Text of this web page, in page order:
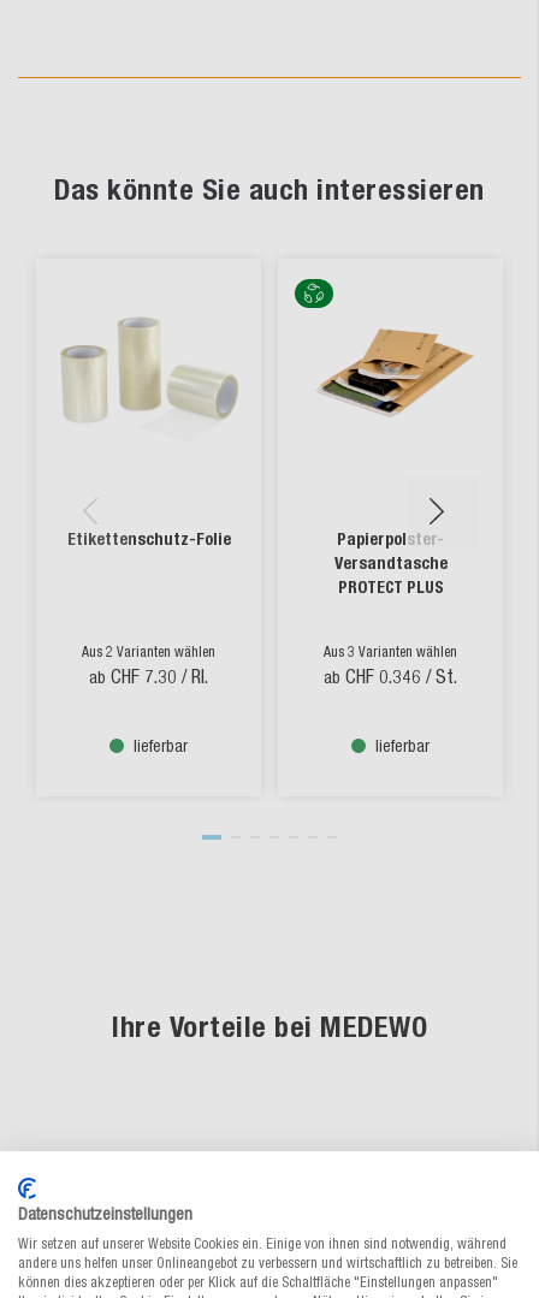
Das könnte Sie auch interessieren
Etikettenschutz-Folie
Aus 2 Varianten wählen
ab CHF 7.30 / Rl.
lieferbar
Papierpolster-
Versandtasche
PROTECT PLUS
Aus 3 Varianten wählen
ab CHF 0.346 / St.
lieferbar
Ihre Vorteile bei MEDEWO
Gratis-Muster-Service
Datenschutzeinstellungen
Wir setzen auf unserer Website Cookies ein. Einige von ihnen sind notwendig, während
andere uns helfen unser Onlineangebot zu verbessern und wirtschaftlich zu betreiben. Sie
können dies akzeptieren oder per Klick auf die Schaltfläche "Einstellungen anpassen"